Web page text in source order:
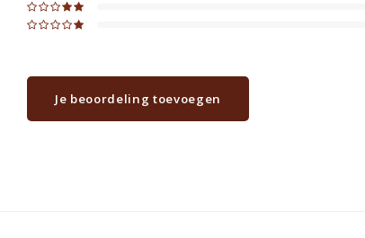
Je beoordeling toevoegen